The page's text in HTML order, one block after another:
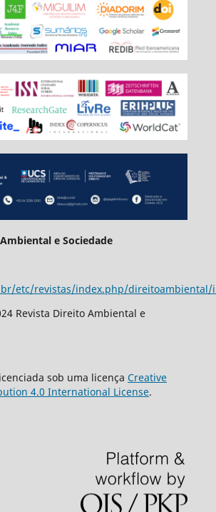
e Sociedade
etc/revistas/index.php/direitoambiental/
Revista Direito Ambiental e
sob uma licença Creative
4.0 International License.